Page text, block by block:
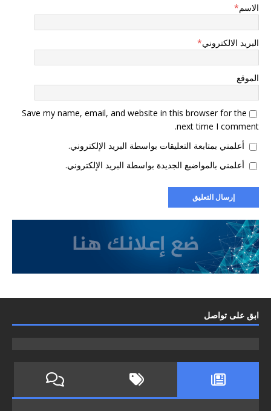
الاسم*
البريد الالكتروني*
الموقع
Save my name, email, and website in this browser for the
next time I comment.
أعلمني بمتابعة التعليقات بواسطة البريد الإلكتروني.
أعلمني بالمواضيع الجديدة بواسطة البريد الإلكتروني.
ابق على تواصل